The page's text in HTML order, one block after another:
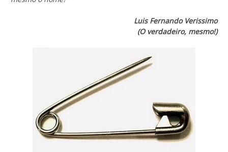
Luis Fernando Verissimo
(O verdadeiro, mesmo!)